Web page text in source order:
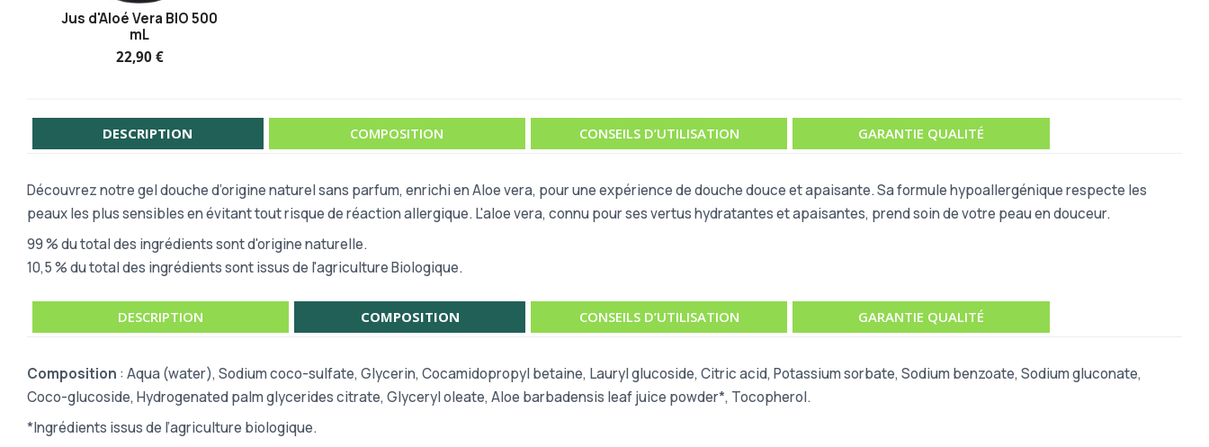
Jus d'Aloé Vera BIO 500
mL
22,90 €
DESCRIPTION COMPOSITION CONSEILS D’UTILISATION GARANTIE QUALITÉ
Découvrez notre gel douche d’origine naturel sans parfum, enrichi en Aloe vera, pour une expérience de douche douce et apaisante. Sa formule hypoallergénique respecte les
peaux les plus sensibles en évitant tout risque de réaction allergique. L'aloe vera, connu pour ses vertus hydratantes et apaisantes, prend soin de votre peau en douceur.
99 % du total des ingrédients sont d'origine naturelle.
10,5 % du total des ingrédients sont issus de l'agriculture Biologique.
DESCRIPTION COMPOSITION CONSEILS D’UTILISATION GARANTIE QUALITÉ
Composition : Aqua (water), Sodium coco-sulfate, Glycerin, Cocamidopropyl betaine, Lauryl glucoside, Citric acid, Potassium sorbate, Sodium benzoate, Sodium gluconate,
Coco-glucoside, Hydrogenated palm glycerides citrate, Glyceryl oleate, Aloe barbadensis leaf juice powder*, Tocopherol.
*Ingrédients issus de l’agriculture biologique.